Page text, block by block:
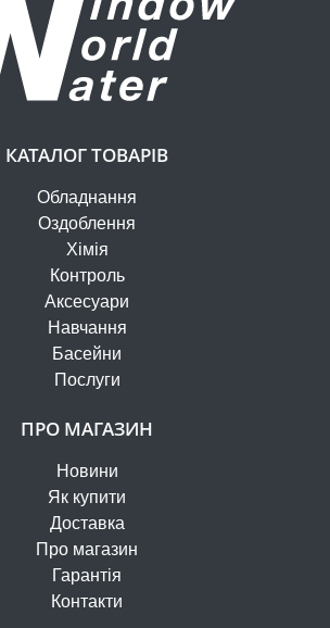
КАТАЛОГ ТОВАРІВ
Обладнання
Оздоблення
Хімія
Контроль
Аксесуари
Навчання
Басейни
Послуги
ПРО МАГАЗИН
Новини
Як купити
Доставка
Про магазин
Гарантія
Контакти